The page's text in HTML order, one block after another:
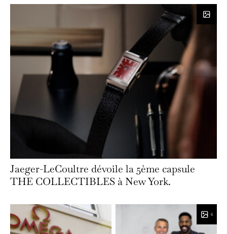
Jaeger-LeCoultre dévoile la 5ème capsule
THE COLLECTIBLES à New York.
6